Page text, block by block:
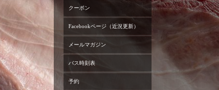
クーポン
Facebookページ（近況更新）
メールマガジン
バス時刻表
予約